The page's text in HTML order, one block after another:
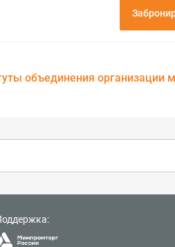
объединения организации